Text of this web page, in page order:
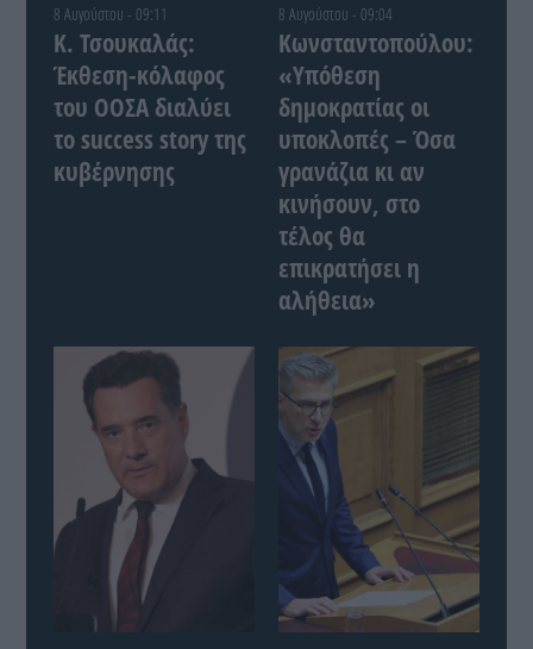
8 Αυγούστου - 09:11
Κ. Τσουκαλάς:
Έκθεση-κόλαφος
του ΟΟΣΑ διαλύει
το success story της
κυβέρνησης
8 Αυγούστου - 09:04
Κωνσταντοπούλου:
«Υπόθεση
δημοκρατίας οι
υποκλοπές – Όσα
γρανάζια κι αν
κινήσουν, στο
τέλος θα
επικρατήσει η
αλήθεια»